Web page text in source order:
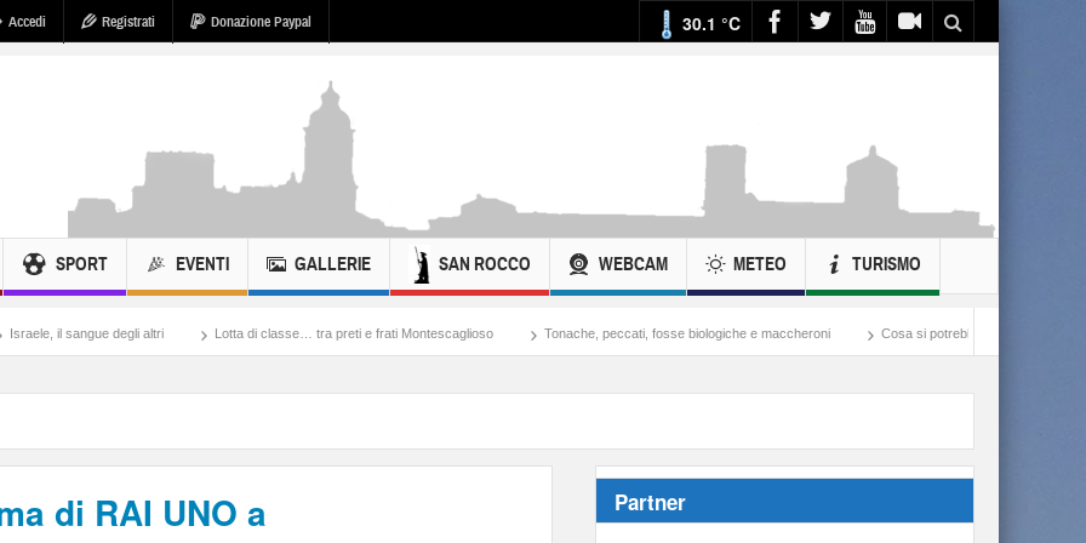
Accedi Registrati Donazione Paypal 30.1 °C
SPORT EVENTI GALLERIE SAN ROCCO WEBCAM METEO TURISMO
Lotta di classe… tra preti e frati Montescaglioso Tonache, peccati, fosse biologiche e maccheroni Cosa si potrebbe fare con ciò che si spende nella guerra
di RAI UNO a
Partner